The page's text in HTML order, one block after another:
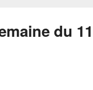
du 11